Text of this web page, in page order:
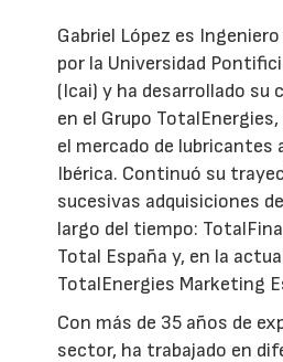
Gabriel López es
por la Universidad
(Icai) y ha desarrollado su
en el Grupo
el mercado de lubricantes
Ibérica. Continuó su
sucesivas adquisiciones
largo del tiempo:
Total España y, en la
TotalEnergies Marketing
Con más de 35 años de
sector, ha trabajado en